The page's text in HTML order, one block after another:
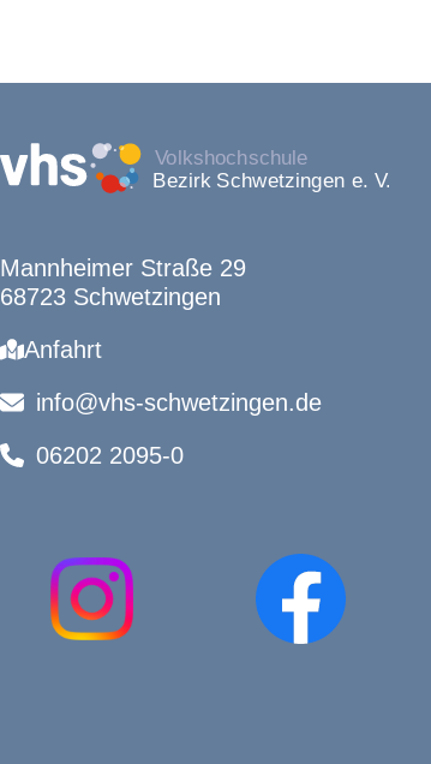
Mannheimer Straße 29
68723 Schwetzingen
Anfahrt
info@vhs-schwetzingen.de
06202 2095-0